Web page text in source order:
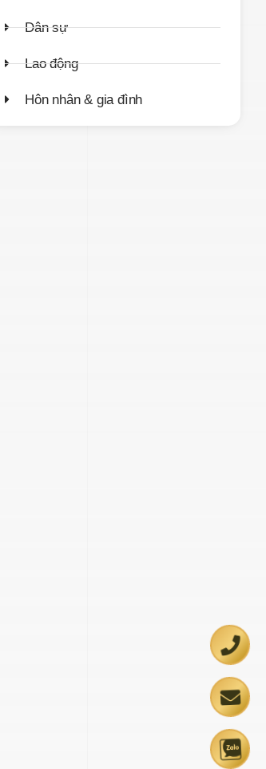
Dân sự
Lao động
Hôn nhân & gia đình